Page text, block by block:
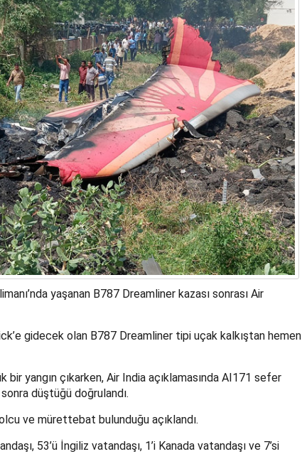
helikopterine soruşturma başlattı
yaşanan B787 Dreamliner kazası sonrası Air
gidecek olan B787 Dreamliner tipi uçak kalkıştan hemen
bir yangın çıkarken, Air India açıklamasında AI171 sefer
düştüğü doğrulandı.
ve mürettebat bulunduğu açıklandı.
53’ü İngiliz vatandaşı, 1’i Kanada vatandaşı ve 7’si